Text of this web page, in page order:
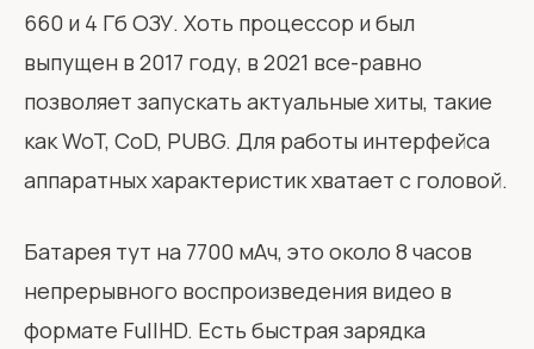
660 и 4 Гб ОЗУ. Хоть процессор и был
выпущен в 2017 году, в 2021 все-равно
позволяет запускать актуальные хиты, такие
как WoT, CoD, PUBG. Для работы интерфейса
аппаратных характеристик хватает с головой.
Батарея тут на 7700 мАч, это около 8 часов
непрерывного воспроизведения видео в
формате FullHD. Есть быстрая зарядка